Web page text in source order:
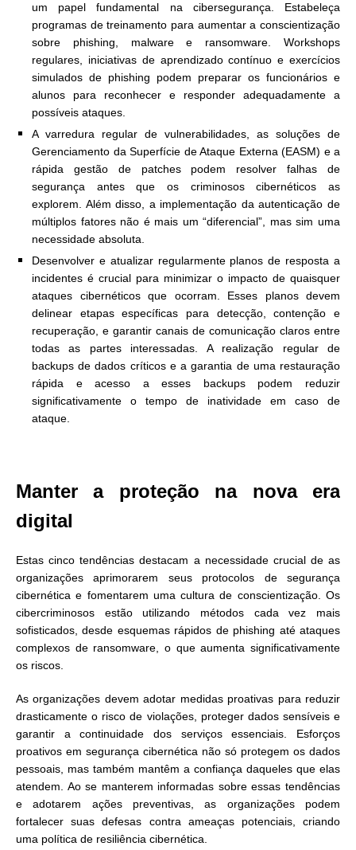
um papel fundamental na cibersegurança. Estabeleça
programas de treinamento para aumentar a conscientização
sobre phishing, malware e ransomware. Workshops
regulares, iniciativas de aprendizado contínuo e exercícios
simulados de phishing podem preparar os funcionários e
alunos para reconhecer e responder adequadamente a
possíveis ataques.
A varredura regular de vulnerabilidades, as soluções de
Gerenciamento da Superfície de Ataque Externa (EASM) e a
rápida gestão de patches podem resolver falhas de
segurança antes que os criminosos cibernéticos as
explorem. Além disso, a implementação da autenticação de
múltiplos fatores não é mais um “diferencial”, mas sim uma
necessidade absoluta.
Desenvolver e atualizar regularmente planos de resposta a
incidentes é crucial para minimizar o impacto de quaisquer
ataques cibernéticos que ocorram. Esses planos devem
delinear etapas específicas para detecção, contenção e
recuperação, e garantir canais de comunicação claros entre
todas as partes interessadas. A realização regular de
backups de dados críticos e a garantia de uma restauração
rápida e acesso a esses backups podem reduzir
significativamente o tempo de inatividade em caso de
ataque.
Manter a proteção na nova era
digital
Estas cinco tendências destacam a necessidade crucial de as
organizações aprimorarem seus protocolos de segurança
cibernética e fomentarem uma cultura de conscientização. Os
cibercriminosos estão utilizando métodos cada vez mais
sofisticados, desde esquemas rápidos de phishing até ataques
complexos de ransomware, o que aumenta significativamente
os riscos.
As organizações devem adotar medidas proativas para reduzir
drasticamente o risco de violações, proteger dados sensíveis e
garantir a continuidade dos serviços essenciais. Esforços
proativos em segurança cibernética não só protegem os dados
pessoais, mas também mantêm a confiança daqueles que elas
atendem. Ao se manterem informadas sobre essas tendências
e adotarem ações preventivas, as organizações podem
fortalecer suas defesas contra ameaças potenciais, criando
uma política de resiliência cibernética.